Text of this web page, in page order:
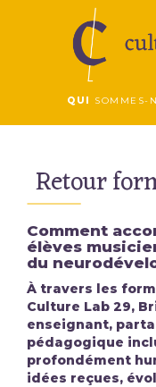
QUI SOMMES-
Retour
Comment
élèves
du
À travers les
Culture Lab 29,
enseignant,
pédagogique
profondément
idées reçues,